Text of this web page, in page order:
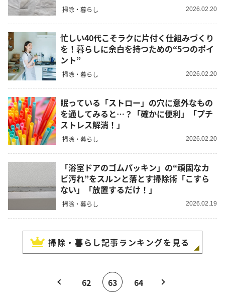
掃除・暮らし 2026.02.20
忙しい40代こそラクに片付く仕組みづくり
を！暮らしに余白を持つための“5つのポイ
ント”
掃除・暮らし 2026.02.20
眠っている「ストロー」の穴に意外なもの
を通してみると…？「確かに便利」「プチ
ストレス解消！」
掃除・暮らし 2026.02.20
「浴室ドアのゴムパッキン」の“頑固なカ
ビ汚れ”をスルンと落とす掃除術「こすら
ない」「放置するだけ！」
掃除・暮らし 2026.02.19
掃除・暮らし記事ランキングを見る
62 63 64